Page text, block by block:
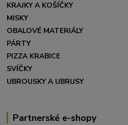
KRAJKY A KOŠÍČKY
MISKY
OBALOVÉ MATERIÁLY
PÁRTY
PIZZA KRABICE
SVÍČKY
UBROUSKY A UBRUSY
Partnerské e-shopy